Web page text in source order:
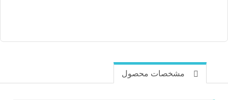
مشخصات محصول